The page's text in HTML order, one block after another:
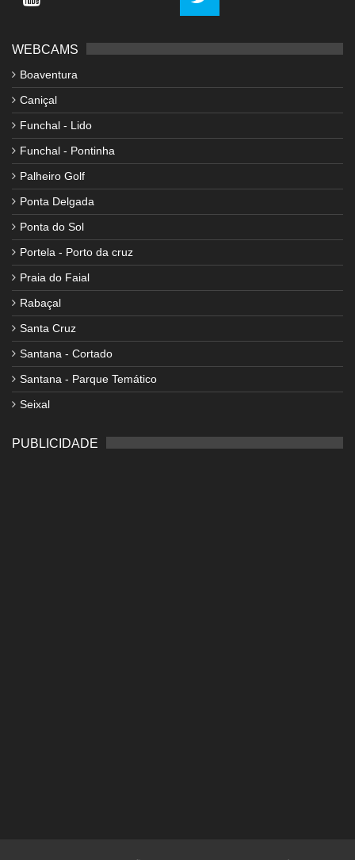
WEBCAMS
Boaventura
Caniçal
Funchal - Lido
Funchal - Pontinha
Palheiro Golf
Ponta Delgada
Ponta do Sol
Portela - Porto da cruz
Praia do Faial
Rabaçal
Santa Cruz
Santana - Cortado
Santana - Parque Temático
Seixal
PUBLICIDADE